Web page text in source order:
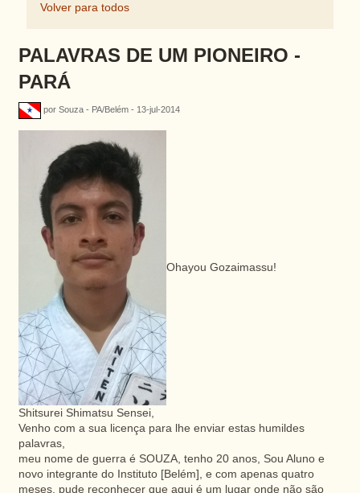
Volver para todos
PALAVRAS DE UM PIONEIRO -
PARÁ
por Souza - PA/Belém - 13-jul-2014
Ohayou Gozaimassu!
Shitsurei Shimatsu Sensei,
Venho com a sua licença para lhe enviar estas humildes
palavras,
meu nome de guerra é SOUZA, tenho 20 anos, Sou Aluno e
novo integrante do Instituto [Belém], e com apenas quatro
meses, pude reconhecer que aqui é um lugar onde não são